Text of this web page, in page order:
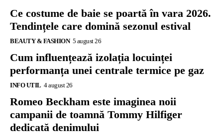
Ce costume de baie se poartă în vara 2026.
Tendințele care domină sezonul estival
BEAUTY & FASHION 5 august 26
Cum influențează izolația locuinței
performanța unei centrale termice pe gaz
INFO UTIL 4 august 26
Romeo Beckham este imaginea noii
campanii de toamnă Tommy Hilfiger
dedicată denimului